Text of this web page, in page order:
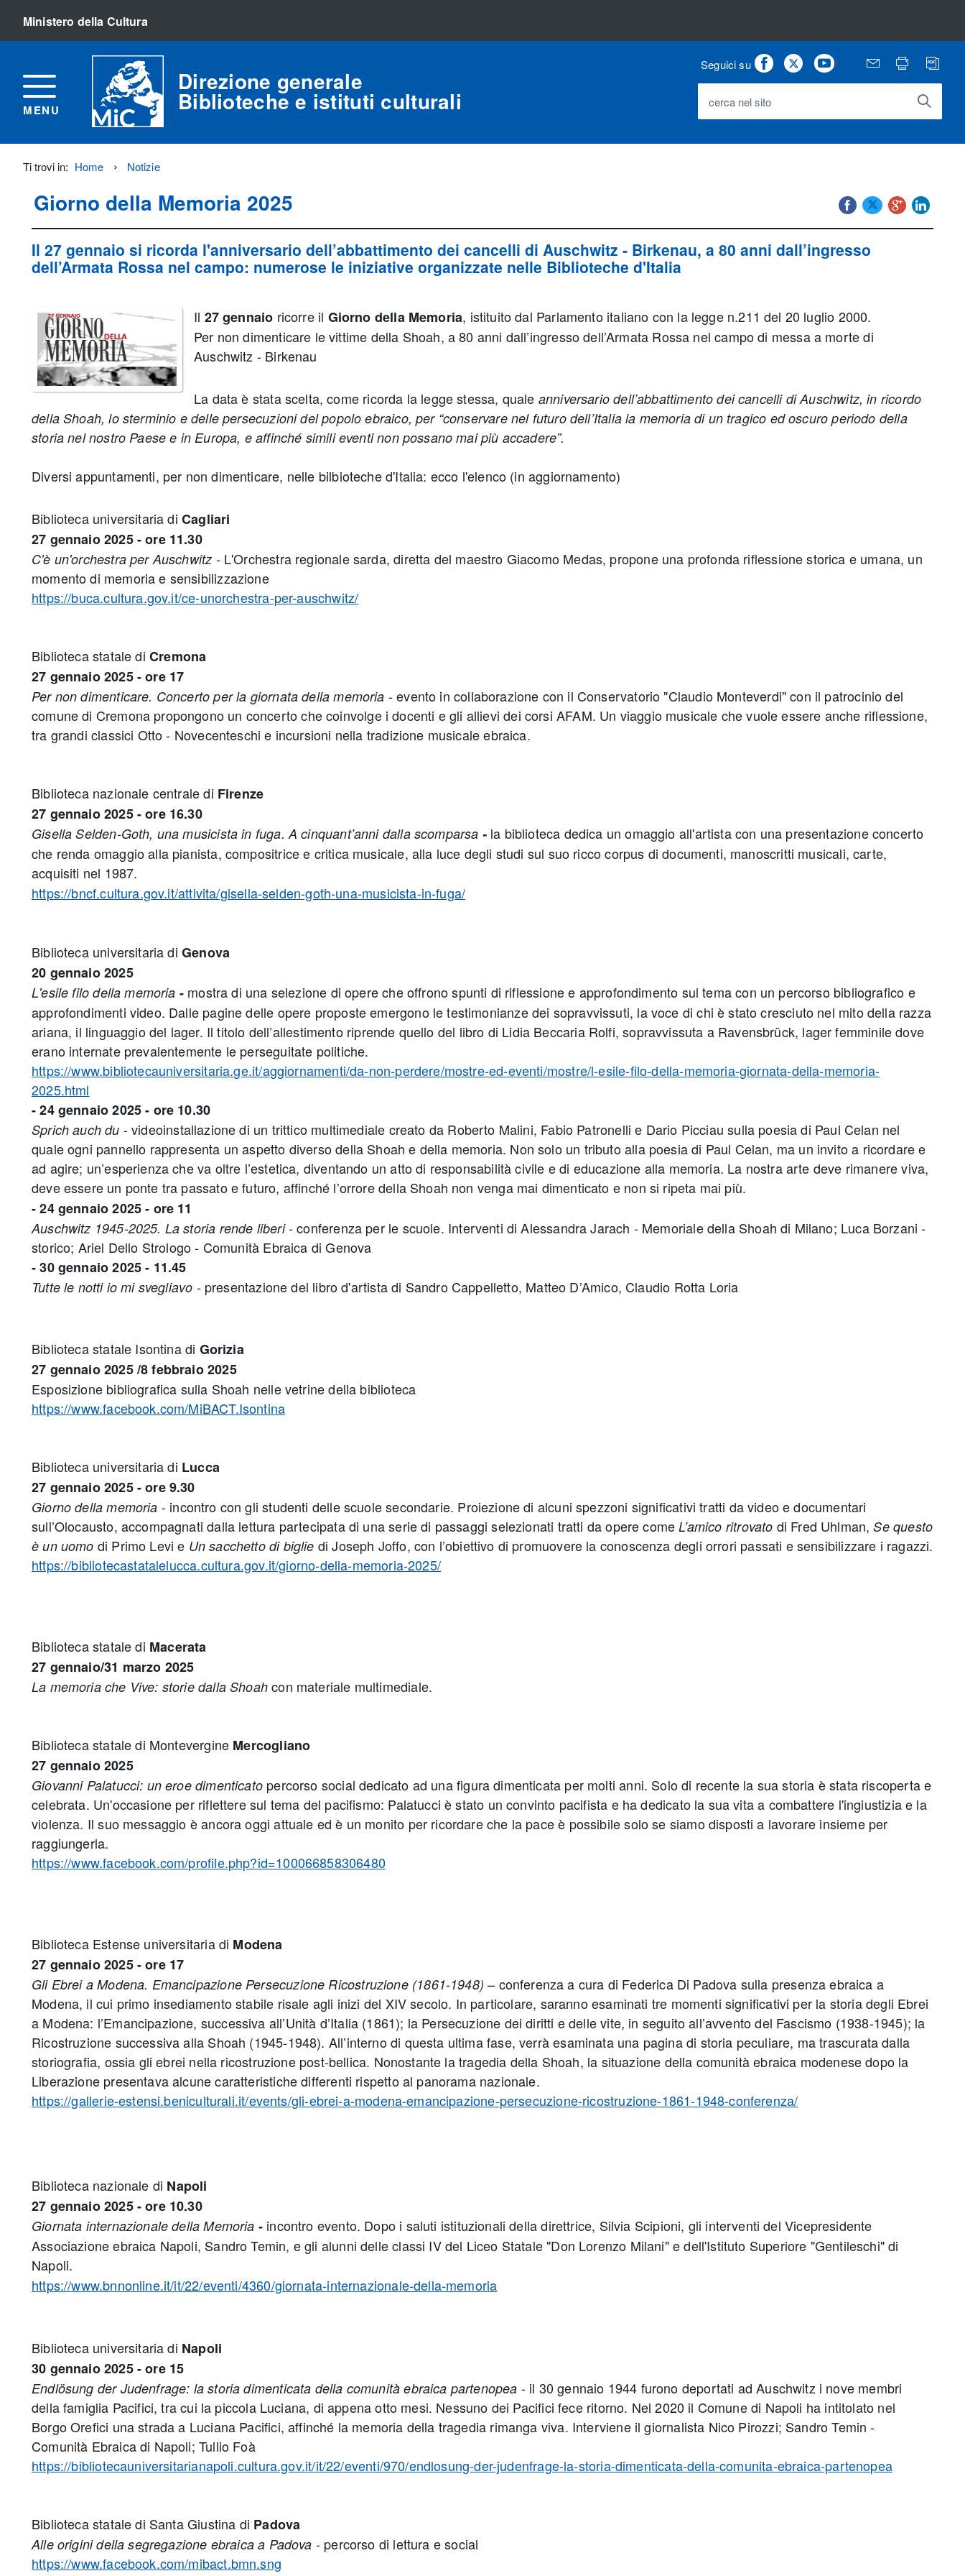
Ministero della Cultura
MENU
Direzione generale
Biblioteche e istituti culturali
Seguici su Facebook
TwitterYoutube Email Stampa
cerca nel sito
Ti trovi in: Home Notizie
Titolo+CondividiSu
TitoloCondividiSu
Giorno della Memoria 2025
Il 27 gennaio si ricorda l'anniversario dell’abbattimento dei cancelli di Auschwitz - Birkenau, a 80 anni dall’ingresso
dell’Armata Rossa nel campo: numerose le iniziative organizzate nelle Biblioteche d'Italia
Il 27 gennaio ricorre il Giorno della Memoria, istituito dal Parlamento italiano con la legge n.211 del 20 luglio 2000.
Per non dimenticare le vittime della Shoah, a 80 anni dall’ingresso dell’Armata Rossa nel campo di messa a morte di
Auschwitz - Birkenau
La data è stata scelta, come ricorda la legge stessa, quale anniversario dell’abbattimento dei cancelli di Auschwitz, in ricordo
della Shoah, lo sterminio e delle persecuzioni del popolo ebraico, per “conservare nel futuro dell’Italia la memoria di un tragico ed oscuro periodo della
storia nel nostro Paese e in Europa, e affinché simili eventi non possano mai più accadere”.
Diversi appuntamenti, per non dimenticare, nelle bilbioteche d'Italia: ecco l'elenco (in aggiornamento)
Biblioteca universitaria diCagliari
27 gennaio 2025 - ore 11.30
C'è un'orchestra per Auschwitz - L'Orchestra regionale sarda, diretta del maestro Giacomo Medas, propone una profonda riflessione storica e umana, un
momento di memoria e sensibilizzazione
https://buca.cultura.gov.it/ce-unorchestra-per-auschwitz/
Biblioteca statale di Cremona
27 gennaio 2025 - ore 17
Per non dimenticare. Concerto per la giornata della memoria - evento in collaborazione con il Conservatorio "Claudio Monteverdi" con il patrocinio del
comune di Cremona propongono un concerto che coinvolge i docenti e gli allievi dei corsi AFAM. Un viaggio musicale che vuole essere anche riflessione,
tra grandi classici Otto - Novecenteschi e incursioni nella tradizione musicale ebraica.
Biblioteca nazionale centrale di Firenze
27 gennaio 2025 - ore 16.30
Gisella Selden-Goth, una musicista in fuga. A cinquant’anni dalla scomparsa -la biblioteca dedica un omaggio all'artista con una presentazione concerto
che renda omaggio alla pianista, compositrice e critica musicale, alla luce degli studi sul suo ricco corpus di documenti, manoscritti musicali, carte,
acquisiti nel 1987.
https://bncf.cultura.gov.it/attivita/gisella-selden-goth-una-musicista-in-fuga/
Biblioteca universitaria diGenova
20 gennaio 2025
L'esile filo della memoria - mostra di una selezione di opere che offrono spunti di riflessione e approfondimento sul tema con un percorso bibliografico e
approfondimenti video. Dalle pagine delle opere proposte emergono le testimonianze dei sopravvissuti, la voce di chi è stato cresciuto nel mito della razza
ariana, il linguaggio del lager. Il titolo dell’allestimento riprende quello del libro di Lidia Beccaria Rolfi, sopravvissuta a Ravensbrück, lager femminile dove
erano internate prevalentemente le perseguitate politiche.
https://www.bibliotecauniversitaria.ge.it/aggiornamenti/da-non-perdere/mostre-ed-eventi/mostre/l-esile-filo-della-memoria-giornata-della-memoria-
2025.html
- 24 gennaio 2025 - ore 10.30
Sprich auch du - videoinstallazione di un trittico multimediale creato da Roberto Malini, Fabio Patronelli e Dario Picciau sulla poesia di Paul Celan nel
quale ogni pannello rappresenta un aspetto diverso della Shoah e della memoria. Non solo un tributo alla poesia di Paul Celan, ma un invito a ricordare e
ad agire; un’esperienza che va oltre l’estetica, diventando un atto di responsabilità civile e di educazione alla memoria. La nostra arte deve rimanere viva,
deve essere un ponte tra passato e futuro, affinché l’orrore della Shoah non venga mai dimenticato e non si ripeta mai più.
- 24 gennaio 2025 - ore 11
Auschwitz 1945-2025. La storia rende liberi -conferenza per le scuole. Interventi di Alessandra Jarach - Memoriale della Shoah di Milano; Luca Borzani -
storico; Ariel Dello Strologo - Comunità Ebraica di Genova
- 30 gennaio 2025 - 11.45
Tutte le notti io mi svegliavo - presentazione del libro d'artista di Sandro Cappelletto, Matteo D’Amico, Claudio Rotta Loria
Biblioteca statale Isontina di Gorizia
27 gennaio 2025 /8 febbraio 2025
Esposizione bibliografica sulla Shoah nelle vetrine della biblioteca
https://www.facebook.com/MiBACT.Isontina
Biblioteca universitaria di Lucca
27 gennaio 2025 - ore 9.30
Giorno della memoria - incontro con gli studenti delle scuole secondarie. Proiezione di alcuni spezzoni significativi tratti da video e documentari
sull’Olocausto, accompagnati dalla lettura partecipata di una serie di passaggi selezionati tratti da opere come L’amico ritrovato di Fred Uhlman,Se questo
è un uomo di Primo Levi e Un sacchetto di biglie di Joseph Joffo, con l’obiettivo di promuovere la conoscenza degli orrori passati e sensibilizzare i ragazzi.
https://bibliotecastatalelucca.cultura.gov.it/giorno-della-memoria-2025/
Biblioteca statale di Macerata
27 gennaio/31 marzo 2025
La memoria che Vive: storie dalla Shoah con materiale multimediale.
Biblioteca statale di Montevergine Mercogliano
27 gennaio2025
Giovanni Palatucci: un eroe dimenticato percorso social dedicato ad una figura dimenticata per molti anni. Solo di recente la sua storia è stata riscoperta e
celebrata. Un'occasione per riflettere sul tema del pacifismo: Palatucci è stato un convinto pacifista e ha dedicato la sua vita a combattere l'ingiustizia e la
violenza. Il suo messaggio è ancora oggi attuale ed è un monito per ricordare che la pace è possibile solo se siamo disposti a lavorare insieme per
raggiungerla.
https://www.facebook.com/profile.php?id=100066858306480
Biblioteca Estense universitaria di Modena
27 gennaio 2025 - ore 17
Gli Ebrei a Modena. Emancipazione Persecuzione Ricostruzione (1861-1948)– conferenza a cura di Federica Di Padova sulla presenza ebraica a
Modena, il cui primo insediamento stabile risale agli inizi del XIV secolo. In particolare, saranno esaminati tre momenti significativi per la storia degli Ebrei
a Modena: l’Emancipazione, successiva all’Unità d’Italia (1861); la Persecuzione dei diritti e delle vite, in seguito all’avvento del Fascismo (1938-1945); la
Ricostruzione successiva alla Shoah (1945-1948). All’interno di questa ultima fase, verrà esaminata una pagina di storia peculiare, ma trascurata dalla
storiografia, ossia gli ebrei nella ricostruzione post-bellica. Nonostante la tragedia della Shoah, la situazione della comunità ebraica modenese dopo la
Liberazione presentava alcune caratteristiche differenti rispetto al panorama nazionale.
https://gallerie-estensi.beniculturali.it/events/gli-ebrei-a-modena-emancipazione-persecuzione-ricostruzione-1861-1948-conferenza/
Biblioteca nazionale di Napoli
27 gennaio 2025 - ore 10.30
Giornata internazionale della Memoria - incontro evento. Dopo i saluti istituzionali della direttrice, Silvia Scipioni, gli interventi del Vicepresidente
Associazione ebraica Napoli, Sandro Temin, e gli alunni delle classi IV del Liceo Statale "Don Lorenzo Milani" e dell'Istituto Superiore "Gentileschi" di
Napoli.
https://www.bnnonline.it/it/22/eventi/4360/giornata-internazionale-della-memoria
Biblioteca universitaria di Napoli
30 gennaio 2025 - ore 15
Endlösung der Judenfrage: la storia dimenticata della comunità ebraica partenopea - il 30 gennaio 1944 furono deportati ad Auschwitz i nove membri
della famiglia Pacifici, tra cui la piccola Luciana, di appena otto mesi. Nessuno dei Pacifici fece ritorno. Nel 2020 il Comune di Napoli ha intitolato nel
Borgo Orefici una strada a Luciana Pacifici, affinché la memoria della tragedia rimanga viva. Interviene il giornalista Nico Pirozzi; Sandro Temin -
Comunità Ebraica di Napoli; Tullio Foà
https://bibliotecauniversitarianapoli.cultura.gov.it/it/22/eventi/970/endlosung-der-judenfrage-la-storia-dimenticata-della-comunita-ebraica-partenopea
Biblioteca statale di Santa Giustina di Padova
Alle origini della segregazione ebraica a Padova - percorso di lettura e social
https://www.facebook.com/mibact.bmn.sng